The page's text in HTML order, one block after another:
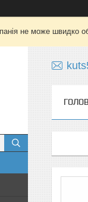
не може швидко